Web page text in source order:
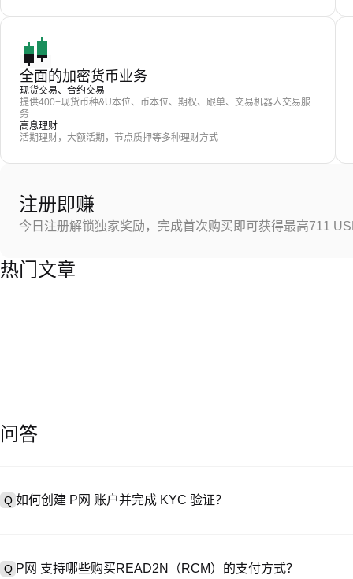
全面的加密货币业务
现货交易、合约交易
提供400+现货币种&U本位、币本位、期权、跟单、交易机器人交易服
务
高息理财
活期理财，大额活期，节点质押等多种理财方式
注册即赚
今日注册解锁独家奖励，完成首次购买即可获得最高711
热门文章
问答
Q 如何创建 P网 账户并完成 KYC 验证？
Q P网 支持哪些购买READ2N（RCM）的支付方式？